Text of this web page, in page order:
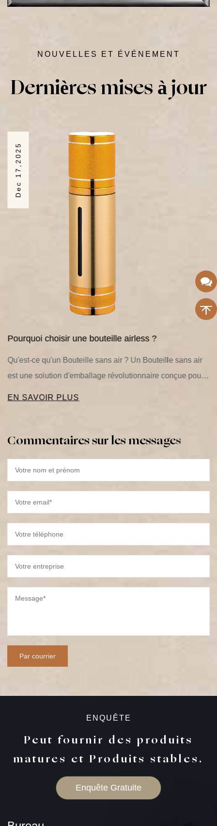
NOUVELLES ET ÉVÉNEMENT
Dec 17,2025
Pourquoi choisir une bouteille airless ?
Qu'est-ce qu'un Bouteille sans air ? Un Bouteille sans air
est une solution d'emballage révolutionnaire conçue pour
EN SAVOIR PLUS
Commentairessurlesmessages
ENQUÊTE
Peut fournir des produits
matures et Produits stables.
Enquête Gratuite